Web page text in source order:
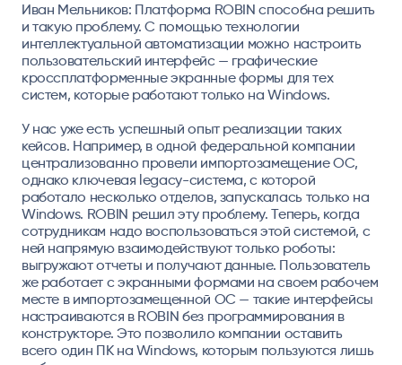
Иван Мельников: Платформа ROBIN способна решить
и такую проблему. С помощью технологии
интеллектуальной автоматизации можно настроить
пользовательский интерфейс — графические
кроссплатформенные экранные формы для тех
систем, которые работают только на Windows.
У нас уже есть успешный опыт реализации таких
кейсов. Например, в одной федеральной компании
централизованно провели импортозамещение ОС,
однако ключевая legacy-система, с которой
работало несколько отделов, запускалась только на
Windows. ROBIN решил эту проблему. Теперь, когда
сотрудникам надо воспользоваться этой системой, с
ней напрямую взаимодействуют только роботы:
выгружают отчеты и получают данные. Пользователь
же работает с экранными формами на своем рабочем
месте в импортозамещенной ОС — такие интерфейсы
настраиваются в ROBIN без программирования в
конструкторе. Это позволило компании оставить
всего один ПК на Windows, которым пользуются лишь